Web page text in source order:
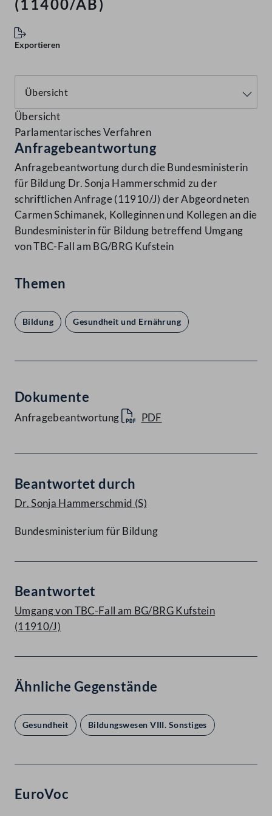
(11400/AB)
Exportieren
Übersicht
Parlamentarisches Verfahren
Anfragebeantwortung
Anfragebeantwortung durch die Bundesministerin
für Bildung Dr. Sonja Hammerschmid zu der
schriftlichen Anfrage (11910/J) der Abgeordneten
Carmen Schimanek, Kolleginnen und Kollegen an die
Bundesministerin für Bildung betreffend Umgang
von TBC-Fall am BG/BRG Kufstein
Themen
Bildung Gesundheit und Ernährung
Dokumente
Anfragebeantwortung PDF
Beantwortet durch
Dr. Sonja Hammerschmid (S)
Bundesministerium für Bildung
Beantwortet
Umgang von TBC-Fall am BG/BRG Kufstein
(11910/J)
Ähnliche Gegenstände
Gesundheit Bildungswesen VIII. Sonstiges
EuroVoc